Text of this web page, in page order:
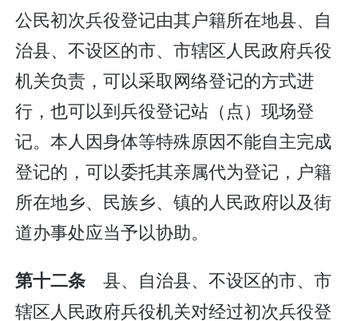
公民初次兵役登记由其户籍所在地县、自
治县、不设区的市、市辖区人民政府兵役
机关负责，可以采取网络登记的方式进
行，也可以到兵役登记站（点）现场登
记。本人因身体等特殊原因不能自主完成
登记的，可以委托其亲属代为登记，户籍
所在地乡、民族乡、镇的人民政府以及街
道办事处应当予以协助。
第十二条 县、自治县、不设区的市、市
辖区人民政府兵役机关对经过初次兵役登